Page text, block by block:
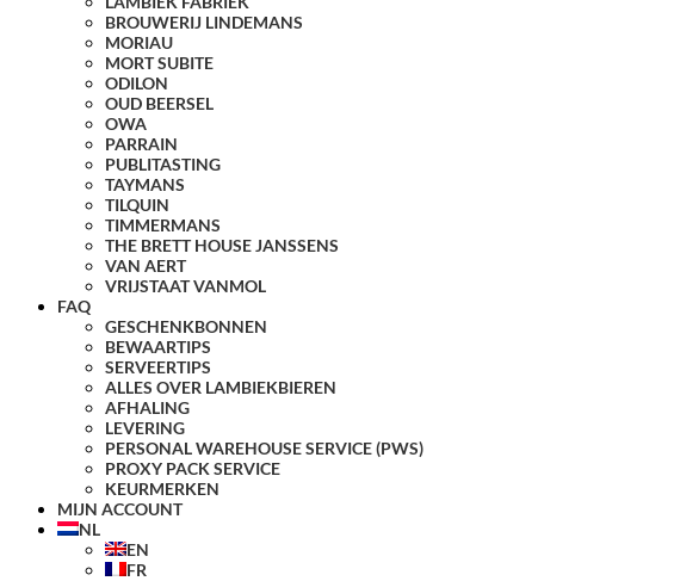
BROUWERIJ LINDEMANS
MORIAU
MORT SUBITE
ODILON
OUD BEERSEL
OWA
PARRAIN
PUBLITASTING
TAYMANS
TILQUIN
TIMMERMANS
THE BRETT HOUSE JANSSENS
VAN AERT
VRIJSTAAT VANMOL
FAQ
GESCHENKBONNEN
BEWAARTIPS
SERVEERTIPS
ALLES OVER LAMBIEKBIEREN
AFHALING
LEVERING
PERSONAL WAREHOUSE SERVICE (PWS)
PROXY PACK SERVICE
KEURMERKEN
MIJN ACCOUNT
NL
EN
FR